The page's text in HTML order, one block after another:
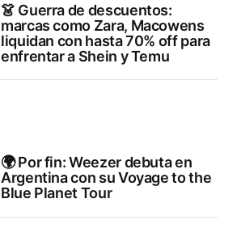
👗 Guerra de descuentos:
marcas como Zara, Macowens
liquidan con hasta 70% off para
enfrentar a Shein y Temu
🌍 Por fin: Weezer debuta en
Argentina con su Voyage to the
Blue Planet Tour